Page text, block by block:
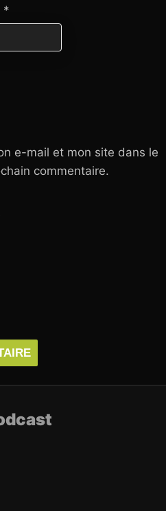
*
e-mail et mon site dans le
commentaire.